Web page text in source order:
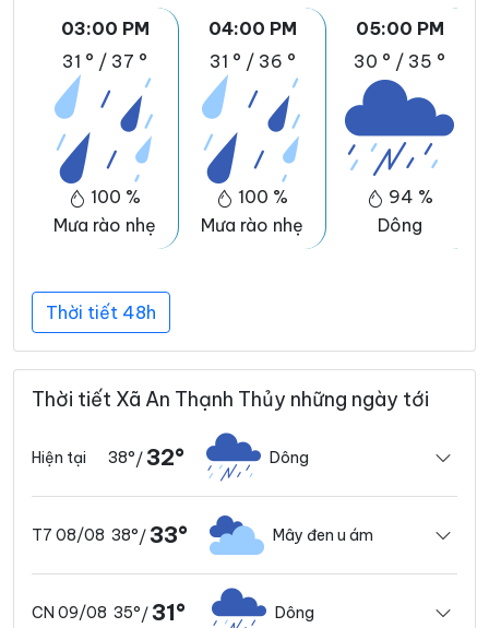
03:00 PM
31 ° / 37 °
100 %
Mưa rào nhẹ
04:00 PM
31 ° / 36 °
100 %
Mưa rào nhẹ
05:00 PM
30 ° / 35 °
94 %
Dông
Thời tiết 48h
Thời tiết Xã An Thạnh Thủy những ngày tới
Hiện tại 38°/ 32° Dông
T7 08/08 38°/ 33° Mây đen u ám
CN 09/08 35°/ 31° Dông